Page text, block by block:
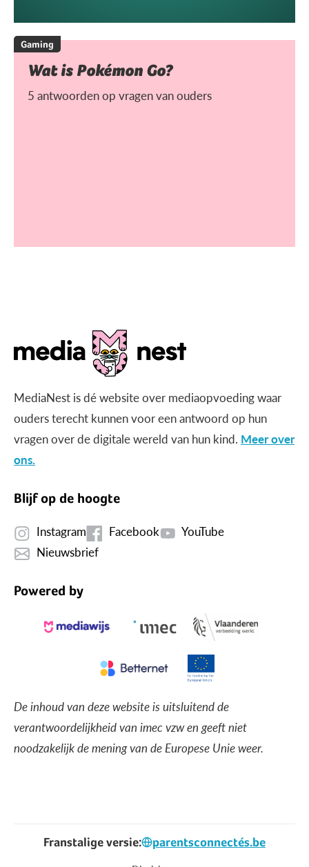
Gaming
Wat is Pokémon Go?
5 antwoorden op vragen van ouders
MediaNest is dé website over mediaopvoeding waar
ouders terecht kunnen voor een antwoord op hun
vragen over de digitale wereld van hun kind. Meer over
ons.
Blijf op de hoogte
Instagram Facebook
YouTube
Nieuwsbrief
Powered by
De inhoud van deze website is uitsluitend de
verantwoordelijkheid van imec vzw en geeft niet
noodzakelijk de mening van de Europese Unie weer.
Franstalige versie: parentsconnectés.be